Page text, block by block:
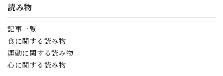
読み物
記事一覧
食に関する読み物
運動に関する読み物
心に関する読み物